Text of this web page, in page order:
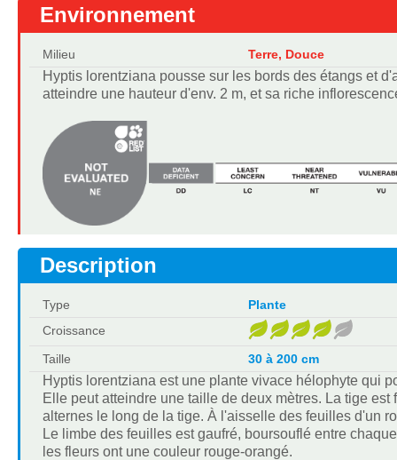
Environnement
Milieu Terre, Douce
Hyptis lorentziana pousse sur les bords des étangs et
atteindre une hauteur d'env. 2 m, et sa riche
Description
Type
Plante
Croissance
Taille
30 à 200 cm
Hyptis lorentziana est une plante vivace hélophyte qui
Elle peut atteindre une taille de deux mètres. La tige
alternes le long de la tige. À l'aisselle des feuilles d'un
Le limbe des feuilles est gaufré, boursouflé entre
les fleurs ont une couleur rouge-orangé.